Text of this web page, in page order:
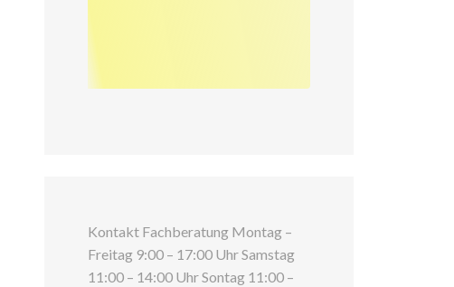
Kontakt Fachberatung Montag –
Freitag 9:00 – 17:00 Uhr Samstag
11:00 – 14:00 Uhr Sontag 11:00 –